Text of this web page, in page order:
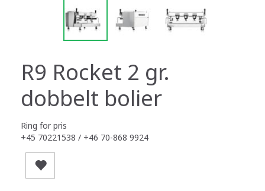
R9 Rocket 2 gr.
dobbelt bolier
Ring for pris
+45 70221538 / +46 70-868 9924